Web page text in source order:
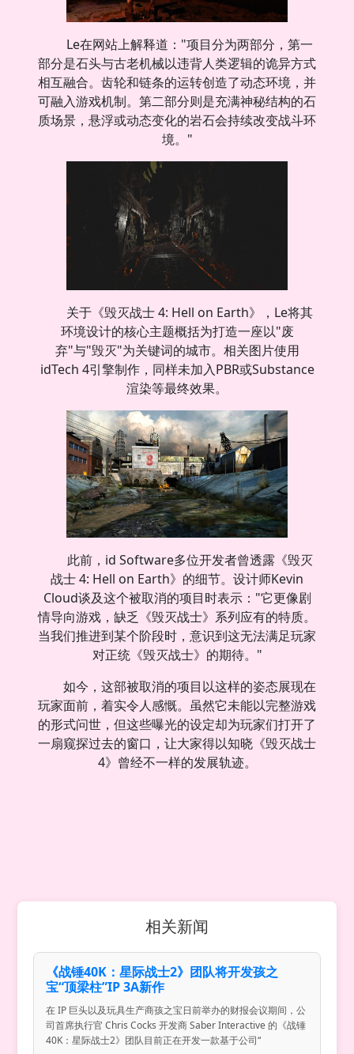
Le在网站上解释道："项目分为两部分，第一
部分是石头与古老机械以违背人类逻辑的诡异方式
相互融合。齿轮和链条的运转创造了动态环境，并
可融入游戏机制。第二部分则是充满神秘结构的石
质场景，悬浮或动态变化的岩石会持续改变战斗环
境。"
关于《毁灭战士 4: Hell on Earth》，Le将其
环境设计的核心主题概括为打造一座以"废
弃"与"毁灭"为关键词的城市。相关图片使用
idTech 4引擎制作，同样未加入PBR或Substance
渲染等最终效果。
此前，id Software多位开发者曾透露《毁灭
战士 4: Hell on Earth》的细节。设计师Kevin
Cloud谈及这个被取消的项目时表示："它更像剧
情导向游戏，缺乏《毁灭战士》系列应有的特质。
当我们推进到某个阶段时，意识到这无法满足玩家
对正统《毁灭战士》的期待。"
如今，这部被取消的项目以这样的姿态展现在
玩家面前，着实令人感慨。虽然它未能以完整游戏
的形式问世，但这些曝光的设定却为玩家们打开了
一扇窥探过去的窗口，让大家得以知晓《毁灭战士
4》曾经不一样的发展轨迹。
相关新闻
《战锤40K：星际战士2》团队将开发孩之
宝“顶梁柱”IP 3A新作
在 IP 巨头以及玩具生产商孩之宝日前举办的财报会议期间，公
司首席执行官 Chris Cocks 开发商 Saber Interactive 的《战锤
40K：星际战士2》团队目前正在开发一款基于公司“